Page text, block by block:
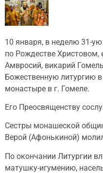
10 января, в неделю 31-
по Рождестве Христовом,
Амвросий, викарий
Божественную литургию
монастыре в г. Гомеле.
Его Преосвященству
Сестры монашеской
Верой (Афонькиной)
По окончании Литургии
матушку-игумению,